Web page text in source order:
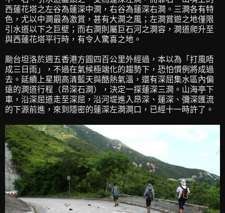
西蓮花塔之左谷為蓮深中澗，右谷為蓮深右澗。三澗各有特
色，尤以中澗最為激賞，甚有大澗之風；左澗賞遊之地僅限
引水道以下之巨壁；而右澗則屬巨石河之澗容，澗道爬升至
與西蓮花塔平行時，有令人驚喜之地。
颱台坦洛於週五香港方圓四百公里外經過，本以為「打風唔
成三日雨」，不過在氣候極端化的趨勢下，恐怕慣例將成過
去。延續上星期高清藍天與酷熱氣溫，還有深屈集水區內偏
遠的澗道行程（昂深石澗），決定一探蓮深三澗。山海亭下
車，沿深屈道走至深屈，沿河堤進入昂深、蓮深、彌深匯流
的下源前進，來到隱密的蓮深左澗澗口，已經十一時許了。